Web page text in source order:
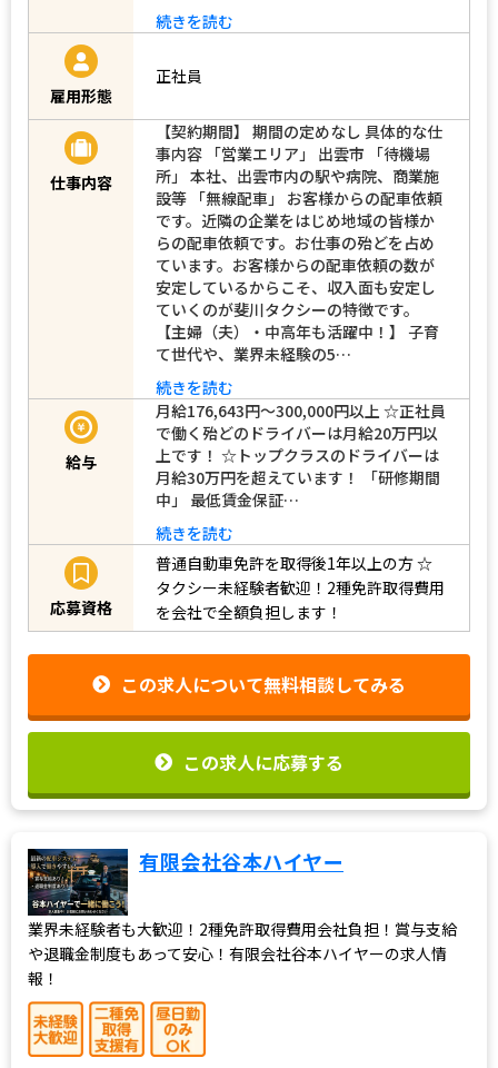
続きを読む
雇用形態
正社員
仕事内容
【契約期間】 期間の定めなし 具体的な仕
事内容 「営業エリア」 出雲市 「待機場
所」 本社、出雲市内の駅や病院、商業施
設等 「無線配車」 お客様からの配車依頼
です。近隣の企業をはじめ地域の皆様か
らの配車依頼です。お仕事の殆どを占め
ています。お客様からの配車依頼の数が
安定しているからこそ、収入面も安定し
ていくのが斐川タクシーの特徴です。
【主婦（夫）・中高年も活躍中！】 子育
て世代や、業界未経験の5…
続きを読む
給与
月給176,643円～300,000円以上 ☆正社員
で働く殆どのドライバーは月給20万円以
上です！ ☆トップクラスのドライバーは
月給30万円を超えています！ 「研修期間
中」 最低賃金保証…
続きを読む
応募資格
普通自動車免許を取得後1年以上の方☆
タクシー未経験者歓迎！2種免許取得費用
を会社で全額負担します！
この求人について無料相談してみる
この求人に応募する
有限会社谷本ハイヤー
業界未経験者も大歓迎！2種免許取得費用会社負担！賞与支給
や退職金制度もあって安心！有限会社谷本ハイヤーの求人情
報！